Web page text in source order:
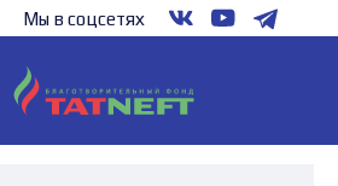
Мы в соцсетях